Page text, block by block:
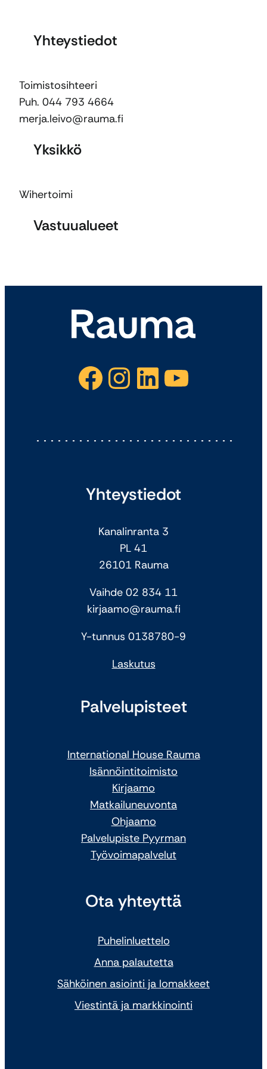
Yhteystiedot
Toimistosihteeri
Puh. 044 793 4664
merja.leivo@rauma.fi
Yksikkö
Wihertoimi
Vastuualueet
Facebook Instagram LinkedIn YouTube
Yhteystiedot
Kanalinranta 3
PL 41
26101 Rauma
Vaihde 02 834 11
kirjaamo@rauma.fi
Y-tunnus 0138780-9
Laskutus
Palvelupisteet
International House Rauma
Isännöintitoimisto
Kirjaamo
Matkailuneuvonta
Ohjaamo
Palvelupiste Pyyrman
Työvoimapalvelut
Ota yhteyttä
Puhelinluettelo
Anna palautetta
Sähköinen asiointi ja lomakkeet
Viestintä ja markkinointi